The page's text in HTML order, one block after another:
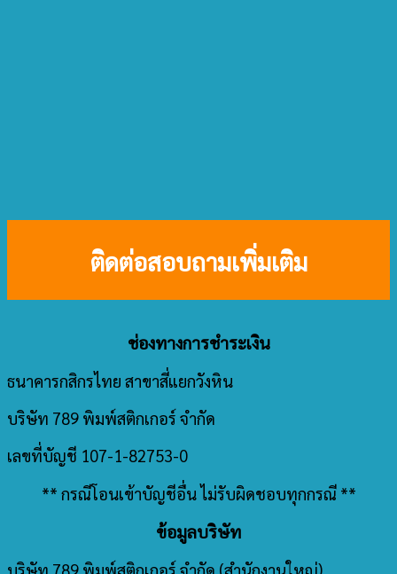
ติดต่อสอบถามเพิ่มเติม
ช่องทางการชำระเงิน
ธนาคารกสิกรไทย สาขาสี่แยกวังหิน
บริษัท 789 พิมพ์สติกเกอร์ จำกัด
เลขที่บัญชี 107-1-82753-0
** กรณีโอนเข้าบัญชีอื่น ไม่รับผิดชอบทุกกรณี **
ข้อมูลบริษัท
บริษัท 789 พิมพ์สติกเกอร์ จำกัด (สำนักงานใหญ่)